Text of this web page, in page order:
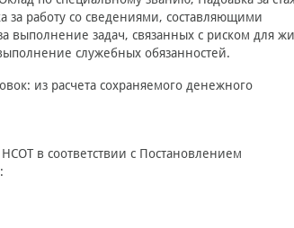
за работу со сведениями, составляющими
выполнение задач, связанных с риском для
служебных обязанностей.
из расчета сохраняемого денежного
в соответствии с Постановлением